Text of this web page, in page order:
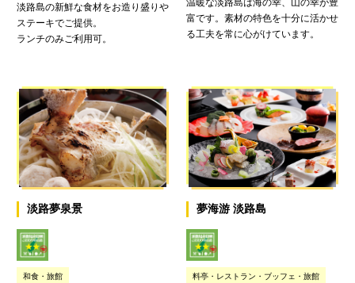
淡路島の新鮮な食材をお造り盛りや
ステーキでご提供。
ランチのみご利用可。
温暖な淡路島は海の幸、山の幸が豊
富です。素材の特色を十分に活かせ
る工夫を常に心がけています。
淡路夢泉景
和食・旅館
夢海游 淡路島
料亭・レストラン・ブッフェ・旅館